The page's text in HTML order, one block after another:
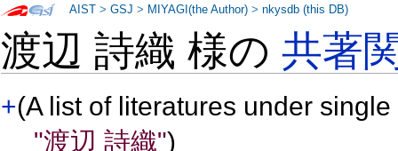
渡辺 詩織 様の共著
+(A list of literatures under
"渡辺 詩織")
AIST >GSJ > MIYAGI(the Author) >nkysdb (this DB)